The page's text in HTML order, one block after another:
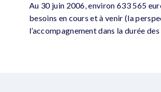
Au 30 juin 2006, environ 633 565
besoins en cours et à venir (la
l’accompagnement dans la durée